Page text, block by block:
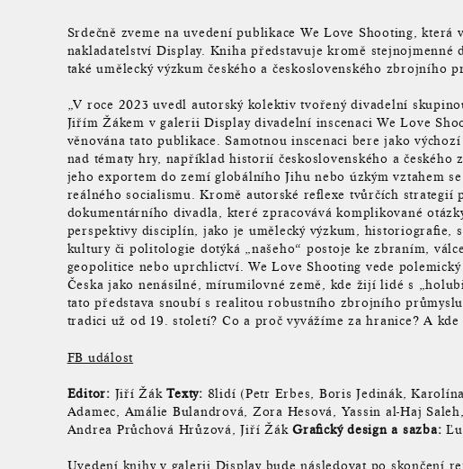
Srdečně zveme na uvedení publikace We Love Shooting, která
nakladatelství Display. Kniha představuje kromě stejnojmenné
také umělecký výzkum českého a československého zbrojního
„V roce 2023 uvedl autorský kolektiv tvořený divadelní
Jiřím Žákem v galerii Display divadelní inscenaci We Love
věnována tato publikace. Samotnou inscenaci bere jako
nad tématy hry, například historií československého a českého
jeho exportem do zemí globálního Jihu nebo úzkým vztahem
reálného socialismu. Kromě autorské reflexe tvůrčích strategií
dokumentárního divadla, které zpracovává komplikované
perspektivy disciplín, jako je umělecký výzkum, historiografie,
kultury či politologie dotýká „našeho“ postoje ke zbraním,
geopolitice nebo uprchlictví. We Love Shooting vede
Česka jako nenásilné, mírumilovné země, kde žijí lidé s
tato představa snoubí s realitou robustního zbrojního
tradici už od 19. století? Co a proč vyvážíme za hranice? A
FB událost
Editor: Jiří ŽákTexty: 8lidí (Petr Erbes, Boris Jedinák,
Adamec, Amálie Bulandrová, Zora Hesová, Yassin al-Haj
Andrea Průchová Hrůzová, Jiří ŽákGrafický design a sazba:
Uvedení knihy v galerii Display bude následovat po skončení